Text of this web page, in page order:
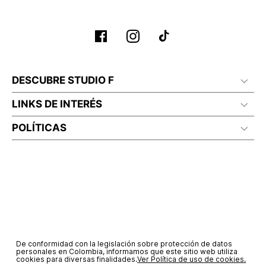
DESCUBRE STUDIO F
LINKS DE INTERÉS
POLÍTICAS
De conformidad con la legislación sobre protección de datos
personales en Colombia, informamos que este sitio web utiliza
cookies para diversas finalidades.Ver Política de uso de cookies.